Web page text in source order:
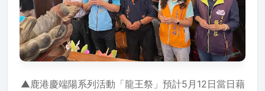
▲鹿港慶端陽系列活動「龍王祭」預計5月12日當日藉